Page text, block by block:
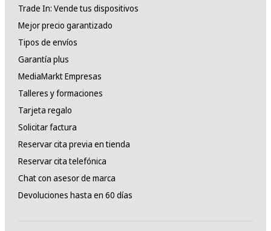
Trade In: Vende tus dispositivos
Mejor precio garantizado
Tipos de envíos
Garantía plus
MediaMarkt Empresas
Talleres y formaciones
Tarjeta regalo
Solicitar factura
Reservar cita previa en tienda
Reservar cita telefónica
Chat con asesor de marca
Devoluciones hasta en 60 días